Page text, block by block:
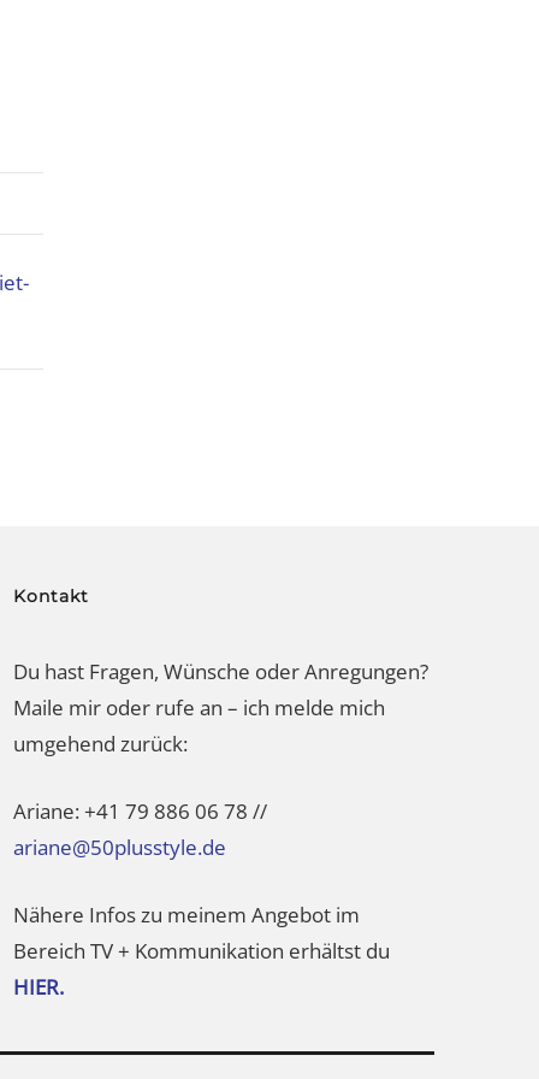
Kontakt
Du hast Fragen, Wünsche oder Anregungen?
Maile mir oder rufe an – ich melde mich
umgehend zurück:
Ariane: +41 79 886 06 78 //
ariane@50plusstyle.de
Nähere Infos zu meinem Angebot im
Bereich TV + Kommunikation erhältst du
HIER.